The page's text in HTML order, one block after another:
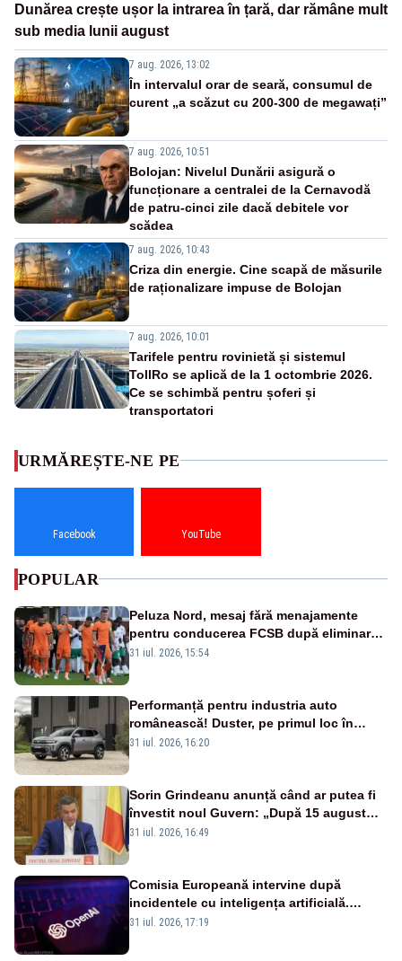
Dunărea crește ușor la intrarea în țară, dar rămâne mult
sub media lunii august
7 aug. 2026, 13:02
În intervalul orar de seară, consumul de
curent „a scăzut cu 200-300 de megawați”
7 aug. 2026, 10:51
Bolojan: Nivelul Dunării asigură o
funcționare a centralei de la Cernavodă
de patru-cinci zile dacă debitele vor
scădea
7 aug. 2026, 10:43
Criza din energie. Cine scapă de măsurile
de raționalizare impuse de Bolojan
7 aug. 2026, 10:01
Tarifele pentru rovinietă și sistemul
TollRo se aplică de la 1 octombrie 2026.
Ce se schimbă pentru șoferi și
transportatori
URMĂREȘTE-NE PE
Facebook YouTube
POPULAR
Peluza Nord, mesaj fără menajamente
pentru conducerea FCSB după eliminarea
rușinoasă din Conference League
31 iul. 2026, 15:54
Performanță pentru industria auto
românească! Duster, pe primul loc în
topul vânzărilor din Ucraina
31 iul. 2026, 16:20
Sorin Grindeanu anunță când ar putea fi
învestit noul Guvern: „După 15 august
sunt șanse mai mari”
31 iul. 2026, 16:49
Comisia Europeană intervine după
incidentele cu inteligența artificială.
OpenAI și Anthropic, vizate
31 iul. 2026, 17:19